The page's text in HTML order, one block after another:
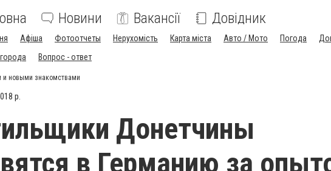
Новини Вакансії Довідник
Афіша Фотоотчеты Нерухомість Карта міста Авто / Мото Погода
Вопрос - ответ
и новыми знакомствами
р.
Донетчины
в Германию за